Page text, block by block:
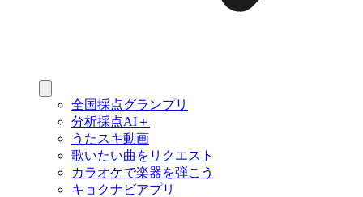
全国採点グランプリ
分析採点AI＋
うたスキ動画
歌いたい曲をリクエスト
カラオケで楽器を弾こう
キョクナビアプリ